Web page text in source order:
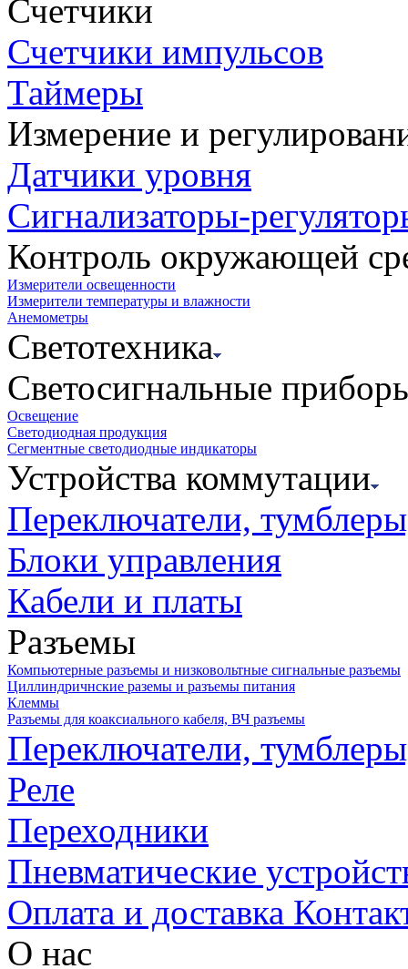
Счетчики
Счетчики импульсов
Таймеры
Измерение и
Датчики уровня
Сигнализаторы-
Контроль окружающей
Измерители освещенности
Измерители температуры и влажности
Анемометры
Светотехника
Светосигнальные
Освещение
Светодиодная продукция
Сегментные светодиодные индикаторы
Устройства коммутации
Переключатели,
Блоки управления
Кабели и платы
Разъемы
Компьютерные разъемы и низковольтные сигнальные разъемы
Циллиндричнские раземы и разъемы питания
Клеммы
Разъемы для коаксиального кабеля, ВЧ разъемы
Переключатели,
Реле
Переходники
Пневматические
Оплата и доставка
О нас